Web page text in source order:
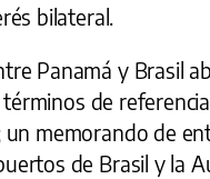
bilateral.
Panamá y Brasil
de
un memorando de
de Brasil y la